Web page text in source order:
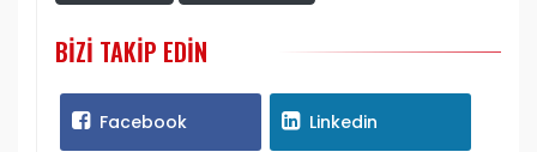
BIZI TAKIP EDIN
Facebook Linkedin